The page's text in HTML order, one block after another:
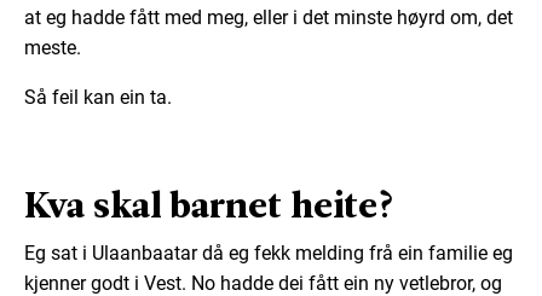
at eg hadde fått med meg, eller i det minste høyrd om, det
meste.
Så feil kan ein ta.
Kva skal barnet heite?
Eg sat i Ulaanbaatar då eg fekk melding frå ein familie eg
kjenner godt i Vest. No hadde dei fått ein ny vetlebror, og